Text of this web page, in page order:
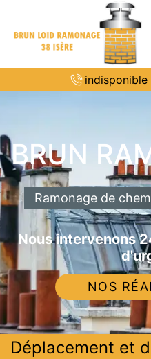
indisponible
BRUN
Ramonage de
Nous intervenons
NOS
Déplacement et